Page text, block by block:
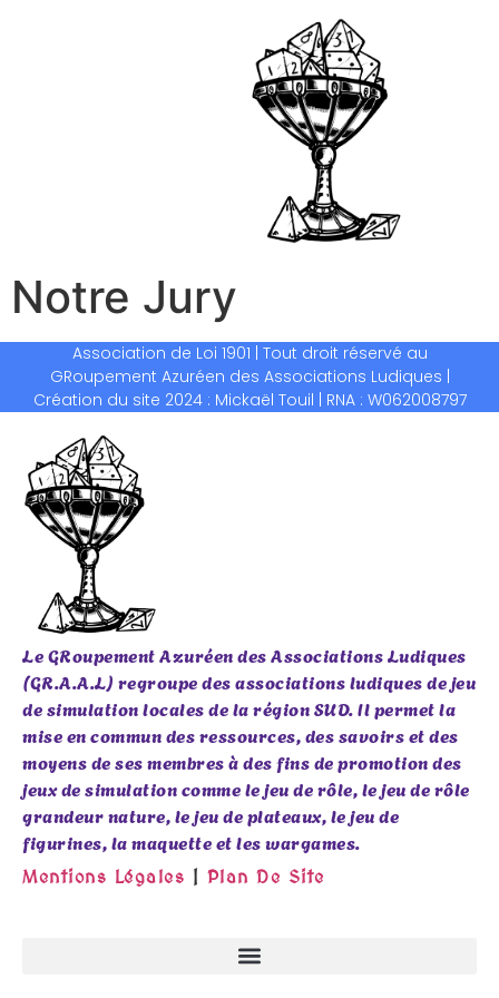
Notre Jury
Association de Loi 1901 | Tout droit réservé au
GRoupement Azuréen des Associations Ludiques |
Création du site 2024 : Mickaël Touil | RNA : W062008797
Le GRoupement Azuréen des Associations Ludiques
(GR.A.A.L) regroupe des associations ludiques de jeu
de simulation locales de la région SUD. Il permet la
mise en commun des ressources, des savoirs et des
moyens de ses membres à des fins de promotion des
jeux de simulation comme le jeu de rôle, le jeu de rôle
grandeur nature, le jeu de plateaux, le jeu de
figurines, la maquette et les wargames.
Mentions Légales | Plan De Site